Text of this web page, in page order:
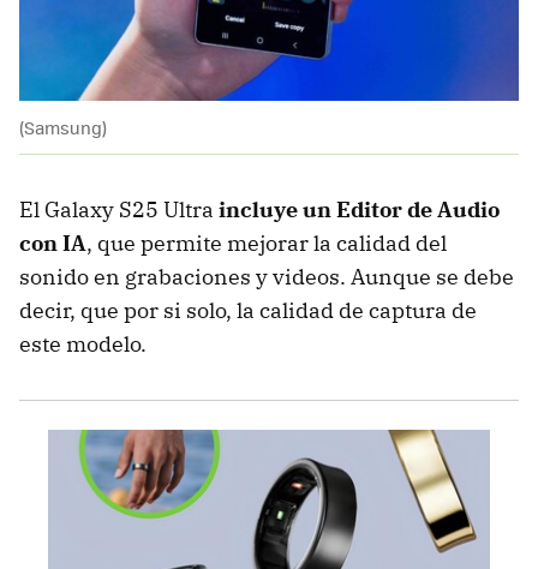
(Samsung)
El Galaxy S25 Ultra incluye unEditor de Audio
con IA, que permite mejorar la calidad del
sonido en grabaciones y videos. Aunque se debe
decir, que por si solo, la calidad de captura de
este modelo.